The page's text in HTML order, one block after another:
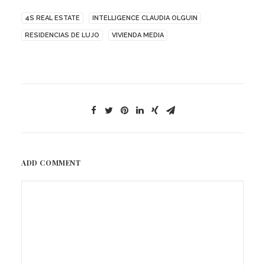
4S REAL ESTATE INTELLIGENCE CLAUDIA OLGUIN
RESIDENCIAS DE LUJO VIVIENDA MEDIA
ADD COMMENT